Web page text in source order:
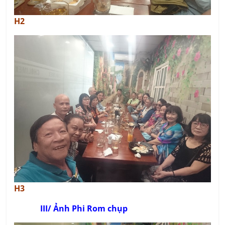
H2
H3
III/ Ảnh Phi Rom chụp